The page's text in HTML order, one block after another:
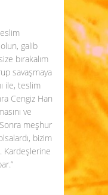
galib
bırakalım
savaşmaya
ile, teslim
Cengiz Han
ve
meşhur
bizim
Kardeşlerine